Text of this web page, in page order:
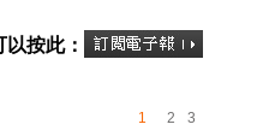
按此：
1 2 3